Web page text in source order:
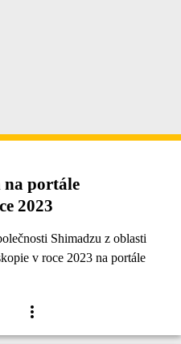
na portále
2023
Shimadzu z oblasti
v roce 2023 na portále